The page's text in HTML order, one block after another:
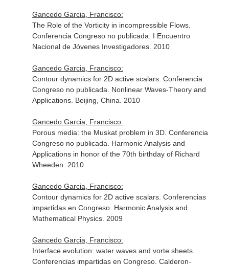
Gancedo Garcia, Francisco:
The Role of the Vorticity in incompressible Flows.
Conferencia Congreso no publicada. I Encuentro
Nacional de Jóvenes Investigadores. 2010
Gancedo Garcia, Francisco:
Contour dynamics for 2D active scalars. Conferencia
Congreso no publicada. Nonlinear Waves-Theory and
Applications. Beijing, China. 2010
Gancedo Garcia, Francisco:
Porous media: the Muskat problem in 3D. Conferencia
Congreso no publicada. Harmonic Analysis and
Applications in honor of the 70th birthday of Richard
Wheeden. 2010
Gancedo Garcia, Francisco:
Contour dynamics for 2D active scalars. Conferencias
impartidas en Congreso. Harmonic Analysis and
Mathematical Physics. 2009
Gancedo Garcia, Francisco:
Interface evolution: water waves and vorte sheets.
Conferencias impartidas en Congreso. Calderon-